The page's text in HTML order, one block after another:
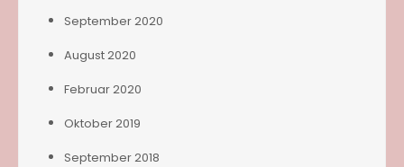
September 2020
August 2020
Februar 2020
Oktober 2019
September 2018